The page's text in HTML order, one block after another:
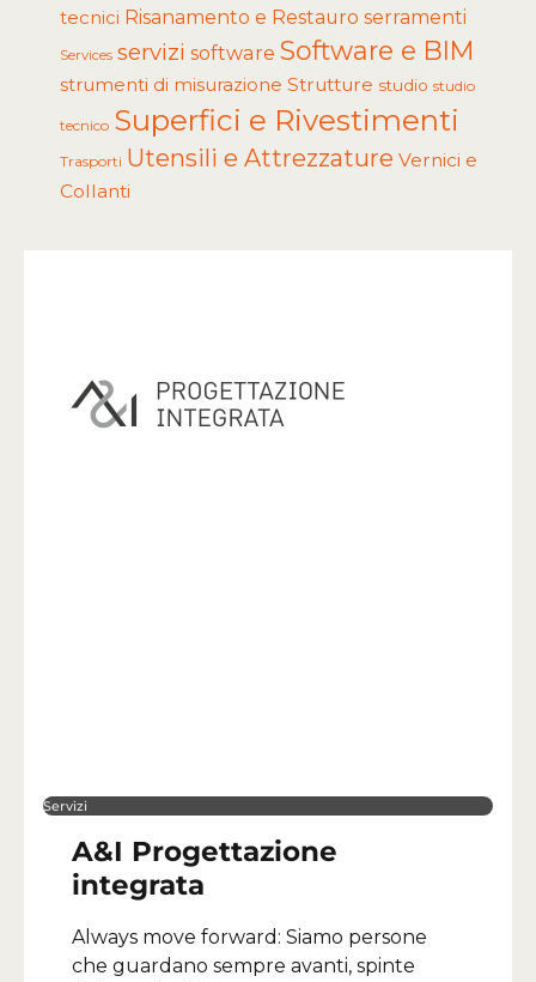
tecnici Risanamento e Restauro serramenti
Services servizi software Software e BIM
strumenti di misurazione Strutture studio studio
tecnico Superfici e Rivestimenti
Trasporti Utensili e Attrezzature Vernici e
Collanti
Servizi
A&I Progettazione
integrata
Always move forward: Siamo persone
che guardano sempre avanti, spinte